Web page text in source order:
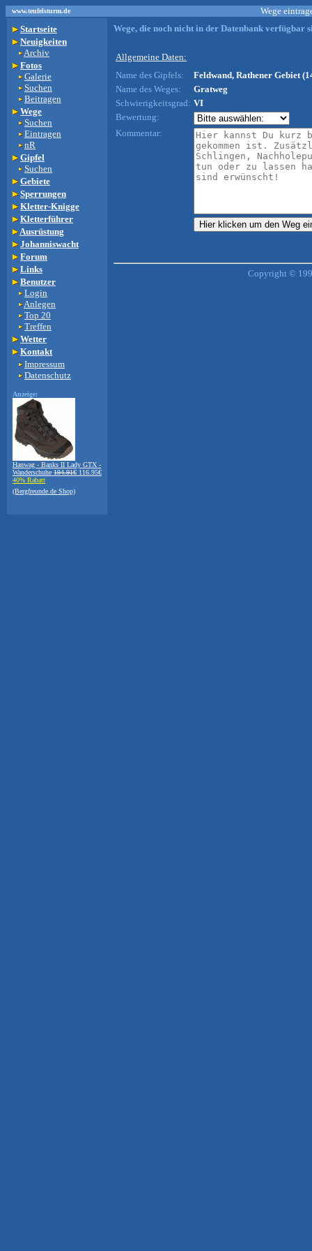
www.teufelsturm.de
Wege
Startseite
Neuigkeiten
Archiv
Fotos
Galerie
Suchen
Beitragen
Wege
Suchen
Eintragen
nR
Gipfel
Suchen
Gebiete
Sperrungen
Kletter-Knigge
Kletterführer
Ausrüstung
Johanniswacht
Forum
Links
Benutzer
Login
Anlegen
Top 20
Treffen
Wetter
Kontakt
Impressum
Datenschutz
Anzeige:
Hanwag - Banks II Lady GTX -
Wanderschuhe 194.91€ 116.95€
40% Rabatt
(Bergfreunde.de Shop)
Wege, die noch nicht in der Datenbank verfügbar
Allgemeine Daten:
Name des Gipfels:
Feldwand, Rathener Gebiet
Name des Weges:
Gratweg
Schwierigkeitsgrad: VI
Bewertung:
Kommentar:
Copyright ©